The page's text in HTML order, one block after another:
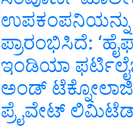
ಉಪಕಂಪನಿಯನ್ನು
ಪ್ರಾರಂಭಿಸಿದೆ:
ಇಂಡಿಯಾ
ಅಂಡ್
ಪ್ರೈವೇಟ್